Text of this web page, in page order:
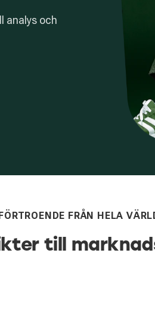
analys och
FRÅN HELA
till